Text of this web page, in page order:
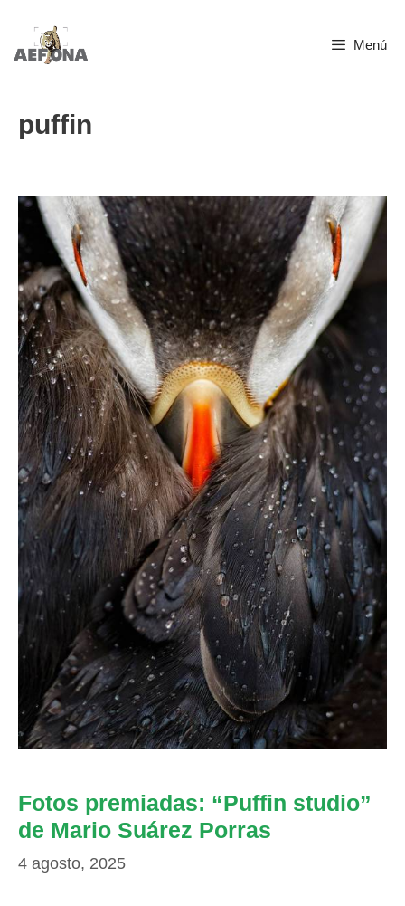
Saltar
Menú
puffin
Fotos premiadas: “Puffin studio”
de Mario Suárez Porras
4 agosto, 2025